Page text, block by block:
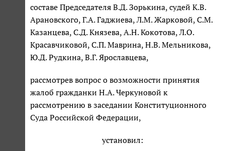
составе Председателя В.Д. Зорькина, судей К.В.
Арановского, Г.А. Гаджиева, Л.М. Жарковой, С.М.
Казанцева, С.Д. Князева, А.Н. Кокотова, Л.О.
Красавчиковой, С.П. Маврина, Н.В. Мельникова,
Ю.Д. Рудкина, В.Г. Ярославцева,
рассмотрев вопрос о возможности принятия
жалоб гражданки Н.А. Черкуновой к
рассмотрению в заседании Конституционного
Суда Российской Федерации,
установил: